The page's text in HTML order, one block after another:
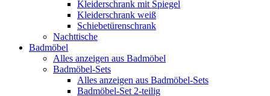
Kleiderschrank mit Spiegel
Kleiderschrank weiß
Schiebetürenschrank
Nachttische
Badmöbel
Alles anzeigen aus Badmöbel
Badmöbel-Sets
Alles anzeigen aus Badmöbel-Sets
Badmöbel-Set 2-teilig